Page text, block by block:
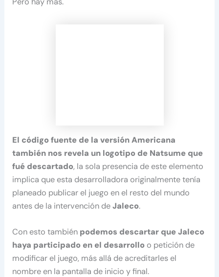
El código fuente de la versión Americana
también nos revela un logotipo de Natsume que
fué descartado, la sola presencia de este elemento
implica que esta desarrolladora originalmente tenía
planeado publicar el juego en el resto del mundo
antes de la intervención deJaleco.
Con esto también podemos descartar que Jaleco
haya participado en el desarrollo o petición de
modificar el juego, más allá de acreditarles el
nombre en la pantalla de inicio y final.